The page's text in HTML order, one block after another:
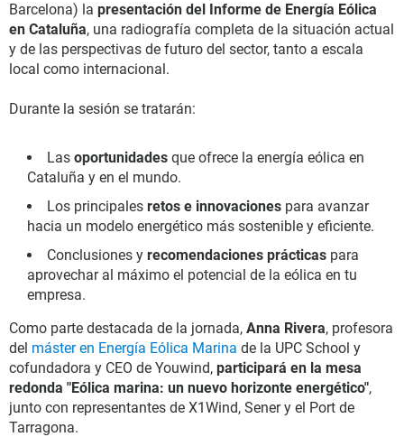
Barcelona) la presentación del Informe de Energía Eólica
en Cataluña, una radiografía completa de la situación actual
y de las perspectivas de futuro del sector, tanto a escala
local como internacional.
Durante la sesión se tratarán:
Las oportunidades que ofrece la energía eólica en
Cataluña y en el mundo.
Los principales retos e innovaciones para avanzar
hacia un modelo energético más sostenible y eficiente.
Conclusiones y recomendaciones prácticas para
aprovechar al máximo el potencial de la eólica en tu
empresa.
Como parte destacada de la jornada, Anna Rivera, profesora
del máster en Energía Eólica Marina de la UPC School y
cofundadora y CEO de Youwind, participará en la mesa
redonda "Eólica marina: un nuevo horizonte energético",
junto con representantes de X1Wind, Sener y el Port de
Tarragona.